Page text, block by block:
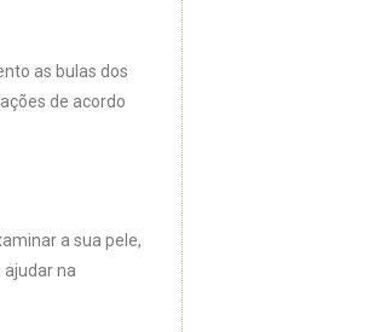
as bulas dos
de acordo
a sua pele,
na